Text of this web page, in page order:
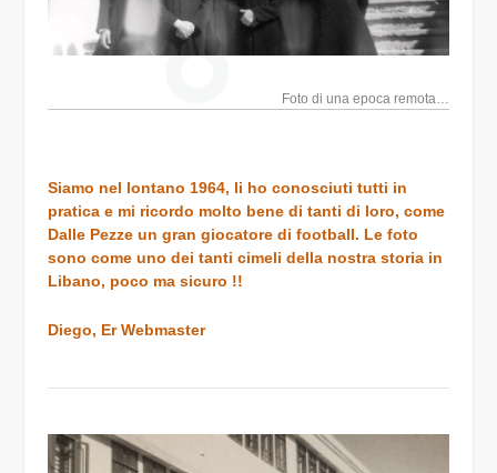
Foto di una epoca remota…
Siamo nel lontano 1964, li ho conosciuti tutti in
pratica e mi ricordo molto bene di tanti di loro, come
Dalle Pezze un gran giocatore di football. Le foto
sono come uno dei tanti cimeli della nostra storia in
Libano, poco ma sicuro !!
Diego, Er Webmaster